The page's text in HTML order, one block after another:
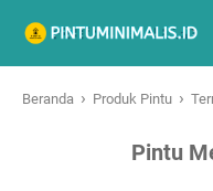
Beranda › Produk Pintu ›
Pintu